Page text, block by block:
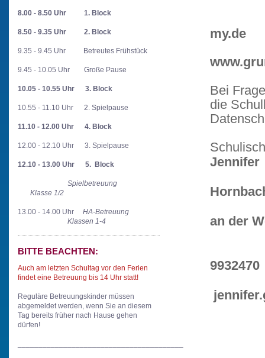
8.00 - 8.50 Uhr 1. Block
8.50 - 9.35 Uhr 2. Block
9.35 - 9.45 Uhr Betreutes Frühstück
9.45 - 10.05 Uhr Große Pause
10.05 - 10.55 Uhr 3. Block
10.55 - 11.10 Uhr 2. Spielpause
11.10 - 12.00 Uhr 4. Block
12.00 - 12.10 Uhr 3. Spielpause
12.10 - 13.00 Uhr 5. Block
Spielbetreuung
Klasse 1/2
13.00 - 14.00 Uhr HA-Betreuung
Klassen 1-4
BITTE BEACHTEN:
Auch am letzten Schultag vor den Ferien
findet eine Betreuung bis 14 Uhr statt!
Reguläre Betreuungskinder müssen
abgemeldet werden, wenn Sie an diesem
Tag bereits früher nach Hause gehen
dürfen!
my.de
Bei
die
Jennifer
an der
9932470